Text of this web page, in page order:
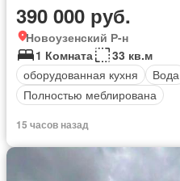
390 000 руб.
Новоузенский Р-н
1 Комната
33 кв.м
оборудованная кухня
Вода
Полностью меблирована
15 часов назад